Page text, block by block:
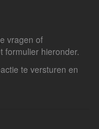
vragen of
formulier hieronder.
te versturen en